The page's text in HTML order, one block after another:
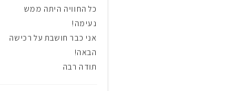
כל החוויה היתה ממש
נעימה!
אני כבר חושבת על רכישה
הבאה!
תודה רבה